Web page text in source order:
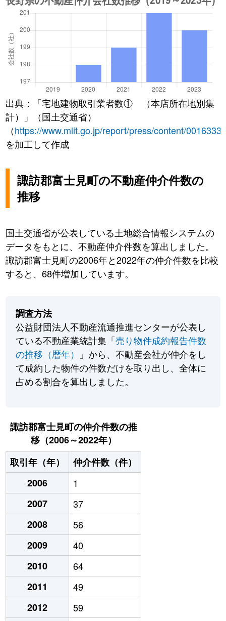
出典：「宅地建物取引業者数① （本店所在地別集
計）」（国土交通省）
（https://www.mlit.go.jp/report/press/content/
を加工して作成
諏訪郡富士見町の不動産仲介件数の
推移
国土交通省が公表している土地総合情報システムの
データをもとに、不動産仲介件数を算出しました。
諏訪郡富士見町の2006年と2022年の仲介件数を比較
すると、68件増加しています。
調査方法
公益財団法人不動産流通推進センターが公表し
ている不動産業統計集「売り物件成約報告件数
の推移（暦年）
」から、不動産会社が仲介をし
て成約した物件の件数だけを取り出し、全体に
占める割合を算出しました。
諏訪郡富士見町の仲介件数の推
移（2006～2022年）
取引年（年）
仲介件数（件）
2006
1
2007
37
2008
56
2009
40
2010
64
2011
49
2012
59